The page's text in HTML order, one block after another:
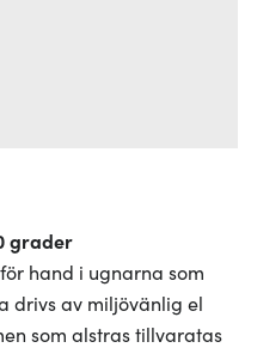
grader
hand i ugnarna som
drivs av miljövänlig el
som alstras tillvaratas